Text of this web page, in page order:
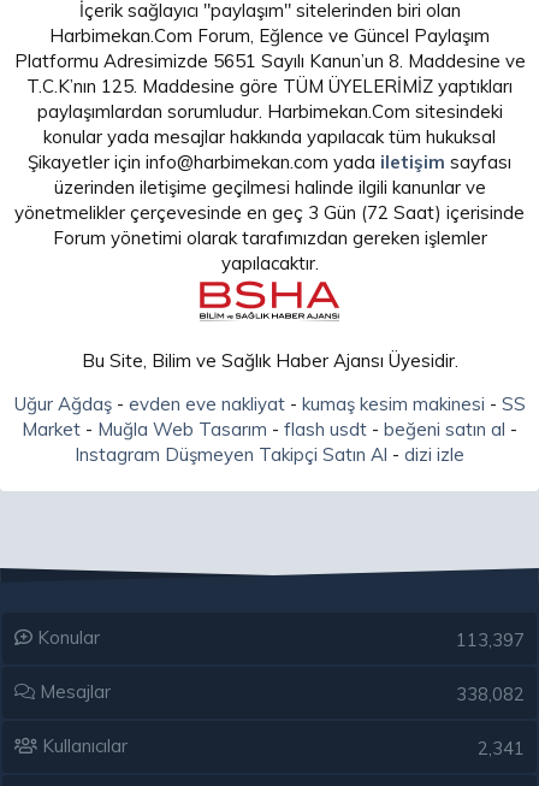
İçerik sağlayıcı "paylaşım" sitelerinden biri olan
Harbimekan.Com Forum, Eğlence ve Güncel Paylaşım
Platformu Adresimizde 5651 Sayılı Kanun’un 8. Maddesine ve
T.C.K’nın 125. Maddesine göre TÜM ÜYELERİMİZ yaptıkları
paylaşımlardan sorumludur. Harbimekan.Com sitesindeki
konular yada mesajlar hakkında yapılacak tüm hukuksal
Şikayetler için info@harbimekan.com yada iletişim sayfası
üzerinden iletişime geçilmesi halinde ilgili kanunlar ve
yönetmelikler çerçevesinde en geç 3 Gün (72 Saat) içerisinde
Forum yönetimi olarak tarafımızdan gereken işlemler
yapılacaktır.
Bu Site, Bilim ve Sağlık Haber Ajansı Üyesidir.
Uğur Ağdaş- evden eve nakliyat- kumaş kesim makinesi - SS
Market - Muğla Web Tasarım - flash usdt - beğeni satın al -
Instagram Düşmeyen Takipçi Satın Al - dizi izle
Konular 113,397
Mesajlar 338,082
Kullanıcılar 2,341